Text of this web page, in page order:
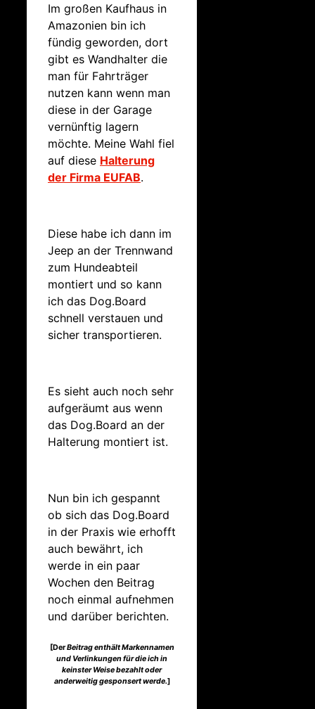
Im großen Kaufhaus in
Amazonien bin ich
fündig geworden, dort
gibt es Wandhalter die
man für Fahrträger
nutzen kann wenn man
diese in der Garage
vernünftig lagern
möchte. Meine Wahl fiel
auf diese Halterung
der Firma EUFAB.
Diese habe ich dann im
Jeep an der Trennwand
zum Hundeabteil
montiert und so kann
ich das Dog.Board
schnell verstauen und
sicher transportieren.
Es sieht auch noch sehr
aufgeräumt aus wenn
das Dog.Board an der
Halterung montiert ist.
Nun bin ich gespannt
ob sich das Dog.Board
in der Praxis wie erhofft
auch bewährt, ich
werde in ein paar
Wochen den Beitrag
noch einmal aufnehmen
und darüber berichten.
[DerBeitrag enthält Markennamen
und Verlinkungen für die ich in
keinster Weise bezahlt oder
anderweitig gesponsert werde.]